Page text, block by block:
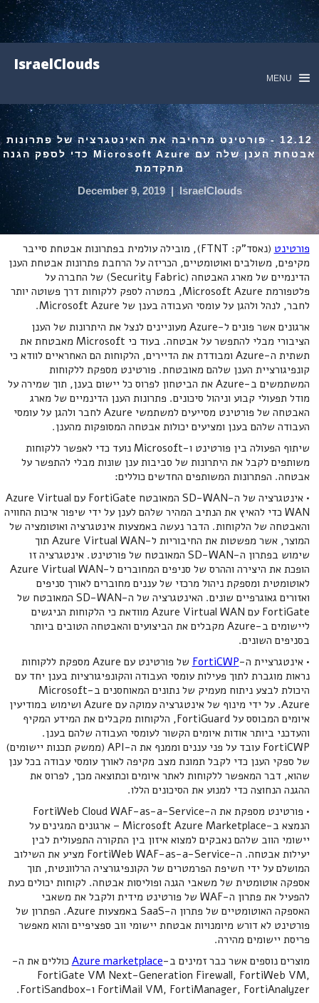
IsraelClouds
MENU
12.12 - פורטינט מרחיבה את האינטגרציה של פתרונות
אבטחת הענן שלה עם Microsoft Azure כדי לספק הגנה
מתקדמת
IsraelClouds
|
December 9, 2019
פורטינט
(נאסד"ק: FTNT), מובילה עולמית בפתרונות אבטחת סייבר
מקיפים, משולבים ואוטומטיים, הכריזה על הרחבת פתרונות אבטחת הענן
הדינמיים של מארג האבטחה (Security Fabric) של החברה על
פלטפורמת Microsoft Azure, במטרה לספק ללקוחות דרך פשוטה יותר
לחבר, לנהל ולהגן על עומסי העבודה בענן של Microsoft Azure.
ארגונים אשר פונים ל-Azure מעוניינים לנצל את היתרונות של הענן
הציבורי מבלי להתפשר על אבטחה. בעוד כי Microsoft מאבטחת את
תשתית ה-Azure ומבודדת את הדיירים, הלקוחות הם האחראיים לוודא כי
קונפיגורציית הענן שלהם מאובטחת. פורטינט מספקת ללקוחות
המשתמשים ב-Azure את הביטחון לפרוס כל יישום בענן, תוך שמירה על
מודל תפעולי קבוע וניהול סיכונים. פתרונות הענן הדינמיים של מארג
האבטחה של פורטינט מסייעים למשתמשי Azure לחבר ולהגן על עומסי
העבודה שלהם בענן ומציעים יכולות אבטחה המסופקות מהענן.
שיתוף הפעולה בין פורטינט ו-Microsoft נועד כדי לאפשר ללקוחות
משותפים לקבל את היתרונות של סביבות ענן שונות מבלי להתפשר על
אבטחה. הפתרונות המשותפים החדשים כוללים:
• אינטגרציה של ה-SD-WAN המאובטח FortiGate עם Azure Virtual
WAN כדי להאיץ את הנתיב המהיר שלהם לענן על ידי שיפור איכות החוויה
והאבטחה של הלקוחות. הדבר נעשה באמצעות אינטגרציה ואוטומציה של
המוצר, אשר מפשטות את החיבוריות ל-Azure Virtual WAN תוך
שימוש בפתרון ה-SD-WAN המאובטח של פורטינט. אינטגרציה זו
הופכת את היצירה וההרס של סניפים המחוברים ל-Azure Virtual WAN
לאוטומטית ומספקת ניהול מרכזי של עננים מחוברים לאורך סניפים
ואזורים גאוגרפיים שונים. האינטגרציה של ה-SD-WAN המאובטח של
FortiGate עם Azure Virtual WAN מוודאת כי הלקוחות הניגשים
ליישומים ב-Azure מקבלים את הביצועים והאבטחה הטובים ביותר
בסניפים השונים.
• אינטגרציית ה-FortiCWP
של פורטינט עם Azure מספקת ללקוחות
נראות מוגברת לתוך פעילות עומסי העבודה והקונפיגורציות בענן יחד עם
היכולת לבצע ניתוח מעמיק של נתונים המאוחסנים ב-Microsoft
Azure. על ידי מינוף של אינטגרציה עמוקה עם Azure ושימוש במודיעין
איומים המבוסס על FortiGuard, הלקוחות מקבלים את המידע המקיף
והעדכני ביותר אודות איומים הקשור לעומסי העבודה שלהם בענן.
FortiCWP עובד על פני עננים וממנף את ה-API (ממשק תכנות יישומים)
של ספקי הענן כדי לקבל תמונת מצב מקיפה לאורך עומסי עבודה בכל ענן
שהוא, דבר המאפשר ללקוחות לאתר איומים וכתוצאה מכך, לפרוס את
ההגנה הנחוצה כדי למנוע את הסיכונים הללו.
• פורטינט מספקת את ה-FortiWeb Cloud WAF-as-a-Service
הנמצא ב-Microsoft Azure Marketplace – ארגונים המגינים על
יישומי הווב שלהם נאבקים למצוא איזון בין התקורה התפעולית לבין
יעילות אבטחה. ה-FortiWeb WAF-as-a-Service מציע את השילוב
המושלם על ידי חשיפת הפרמטרים של הקונפיגורציה הרלוונטית, תוך
אספקה אוטומטית של משאבי הגנה ופוליסות אבטחה. לקוחות יכולים כעת
להפעיל את פתרון ה-WAF של פורטינט מידית ולקבל את משאבי
האספקה האוטומטיים של פתרון ה-SaaS באמצעות Azure. הפתרון של
פורטינט לא דורש מיומנויות אבטחת יישומי ווב ספציפיים והוא מאפשר
פריסת יישומים מהירה.
מוצרים נוספים אשר כבר זמינים ב-Azure marketplace כוללים את ה-
FortiGate VM Next-Generation Firewall, FortiWeb VM,
FortiMail VM, FortiManager, FortiAnalyzer ו-FortiSandbox.